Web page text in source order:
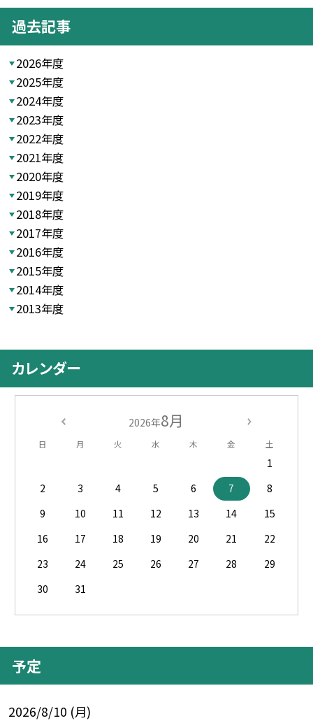
過去記事
2026年度
2025年度
2024年度
2023年度
2022年度
2021年度
2020年度
2019年度
2018年度
2017年度
2016年度
2015年度
2014年度
2013年度
カレンダー
2026年8月
日 月 火 水 木 金 土
1
2
3 4 5 6 7
8
9
10 11 12 13 14
15
16
17 18 19 20 21
22
23
24 25 26 27 28
29
30
31
予定
2026/8/10 (月)